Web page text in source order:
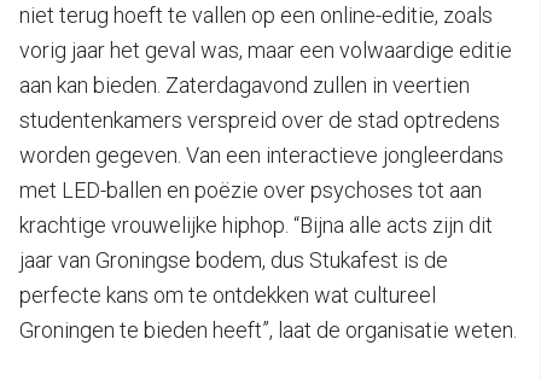
niet terug hoeft te vallen op een online-editie, zoals
vorig jaar het geval was, maar een volwaardige editie
aan kan bieden. Zaterdagavond zullen in veertien
studentenkamers verspreid over de stad optredens
worden gegeven. Van een interactieve jongleerdans
met LED-ballen en poëzie over psychoses tot aan
krachtige vrouwelijke hiphop. “Bijna alle acts zijn dit
jaar van Groningse bodem, dus Stukafest is de
perfecte kans om te ontdekken wat cultureel
Groningen te bieden heeft”, laat de organisatie weten.